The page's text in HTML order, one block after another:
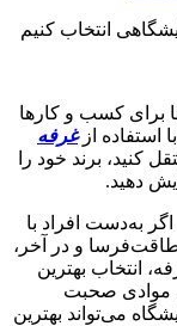
انتخاب کنیم
برای کسب و کارها
استفاده ازغرفه
کنید، برند خود را
دهید.
به‌دست افراد با
و در آخر،
انتخاب بهترین
موادی صحبت
می‌تواند بهترین